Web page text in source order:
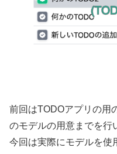
前回はTODOアプリの用
のモデルの用意までを行
今回は実際にモデルを使